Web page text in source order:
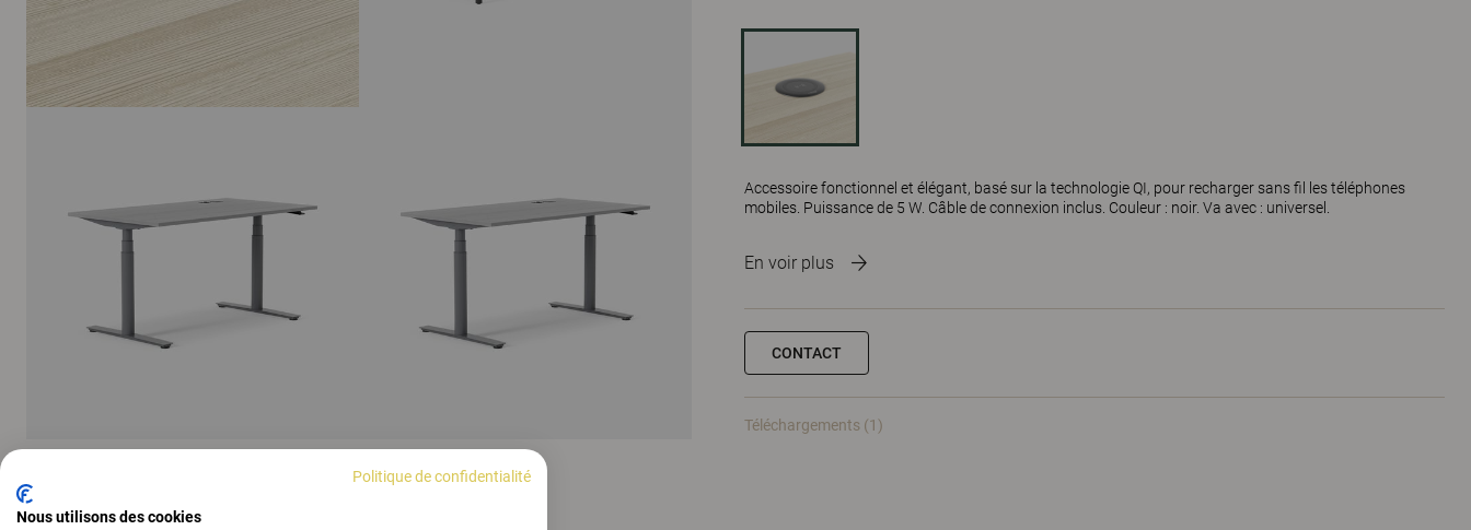
Accessoire fonctionnel et élégant, basé sur la technologie QI, pour recharger sans fil les téléphones
mobiles. Puissance de 5 W. Câble de connexion inclus. Couleur : noir. Va avec : universel.
En voir plus
CONTACT
Téléchargements (1)
AFFICHER TOUTES LES IMAGES
Politique de confidentialité
Nous utilisons des cookies